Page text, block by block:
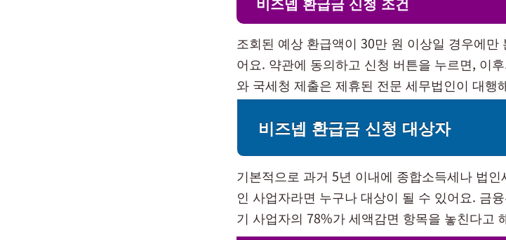
조회된 예상 환급액이 30만 원 이상일 경우에
어요. 약관에 동의하고 신청 버튼을 누르면, 이
와 국세청 제출은 제휴된 전문 세무법인이 대행
비즈넵 환급금 신청 대상자
기본적으로 과거 5년 이내에 종합소득세나 법
인 사업자라면 누구나 대상이 될 수 있어요. 금
기 사업자의 78%가 세액감면 항목을 놓친다고